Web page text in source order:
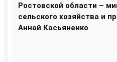
Ростовской области –
сельского хозяйства и
Анной Касьяненко